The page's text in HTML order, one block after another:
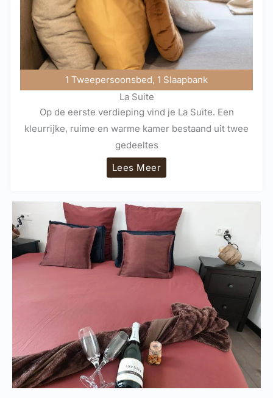
1 Tweepersoonsbed, 1 Slaapbank
La Suite
Op de eerste verdieping vind je La Suite. Een
kleurrijke, ruime en warme kamer bestaand uit twee
gedeeltes
Lees Meer